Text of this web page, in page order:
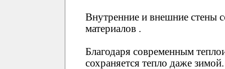
Внутренние и внешние стены
материалов .
Благодаря современным
сохраняется тепло даже зимой.